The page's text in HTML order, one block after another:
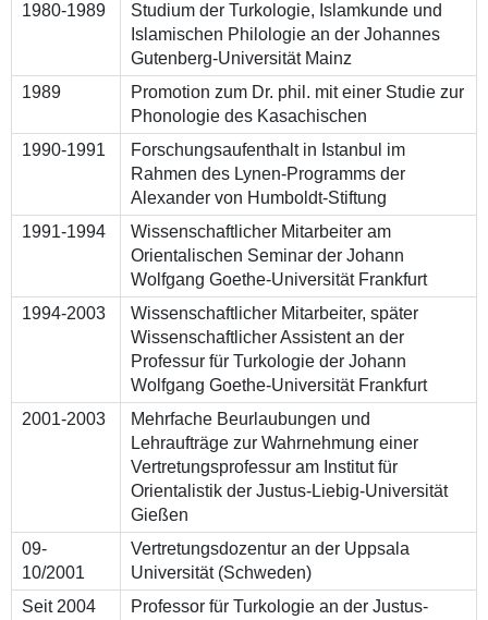
1980-1989
Studium der Turkologie, Islamkunde und
Islamischen Philologie an der Johannes
Gutenberg-Universität Mainz
1989
Promotion zum Dr. phil. mit einer Studie zur
Phonologie des Kasachischen
1990-1991
Forschungsaufenthalt in Istanbul im
Rahmen des Lynen-Programms der
Alexander von Humboldt-Stiftung
1991-1994
Wissenschaftlicher Mitarbeiter am
Orientalischen Seminar der Johann
Wolfgang Goethe-Universität Frankfurt
1994-2003
Wissenschaftlicher Mitarbeiter, später
Wissenschaftlicher Assistent an der
Professur für Turkologie der Johann
Wolfgang Goethe-Universität Frankfurt
2001-2003
Mehrfache Beurlaubungen und
Lehraufträge zur Wahrnehmung einer
Vertretungsprofessur am Institut für
Orientalistik der Justus-Liebig-Universität
Gießen
09-
10/2001
Vertretungsdozentur an der Uppsala
Universität (Schweden)
Seit 2004
Professor für Turkologie an der Justus-